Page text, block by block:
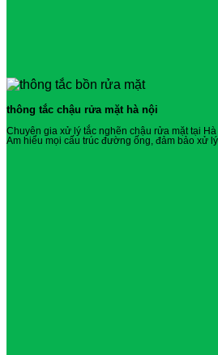
thông tắc chậu rửa mặt hà nội
Chuyên gia xử lý tắc nghẽn chậu rửa mặt tại
Am hiểu mọi cấu trúc đường ống, đảm bảo xử